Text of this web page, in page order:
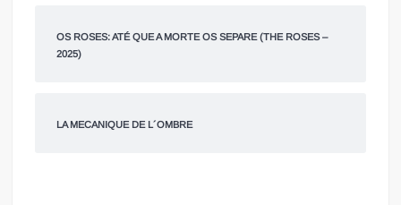
OS ROSES: ATÉ QUE A MORTE OS SEPARE (THE ROSES –
2025)
LA MECANIQUE DE L´OMBRE